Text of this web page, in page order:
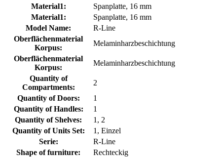
Material1:
Spanplatte, 16 mm
Material1:
Spanplatte, 16 mm
Model Name:
R-Line
Oberflächenmaterial
Korpus:
Melaminharzbeschichtung
Oberflächenmaterial
Korpus:
Melaminharzbeschichtung
Quantity of
Compartments:
2
Quantity of Doors:
1
Quantity of Handles:
1
Quantity of Shelves:
1, 2
Quantity of Units Set:
1, Einzel
Serie:
R-Line
Shape of furniture:
Rechteckig